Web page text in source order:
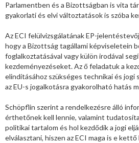
Parlamentben és a Bizottságban is vita
gyakorlati és elvi változtatások is szóba
Az ECI felülvizsgálatának EP-
hogy a Bizottság tagállami képviseletein
foglalkoztatásával vagy külön irodával
kezdeményezéseket. Az ő feladatuk a
elindításához szükséges technikai és jogi
az EU-s jogalkotásra gyakorolható hatás
Schöpflin szerint a rendelkezésre álló
érthetőnek kell lennie, valamint
politikai tartalom és hol kezdődik a jogi
elválasztani, hiszen az ECI maga is e